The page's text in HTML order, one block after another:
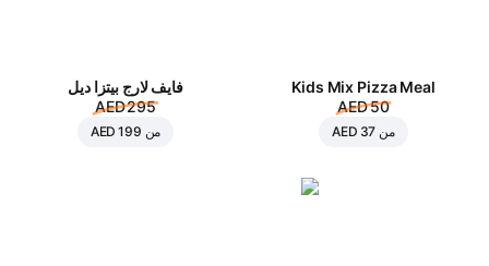
Kids Mix Pizza Meal
AED 50
من AED 37
فايف لارج بيتزا ديل
AED 295
من AED 199